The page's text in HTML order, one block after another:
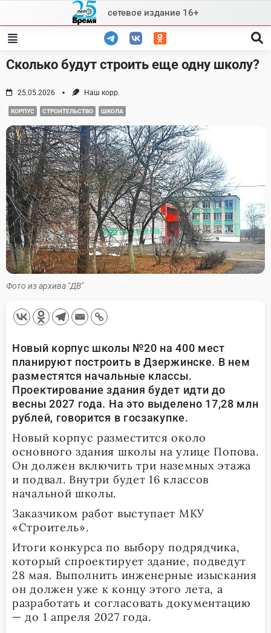
content
сетевое издание 16+
Сколько будут строить еще одну школу?
25.05.2026 Наш корр.
КОРПУС СТРОИТЕЛЬСТВО ШКОЛА
Фото из архива "ДВ"
Новый корпус школы №20 на 400 мест
планируют построить в Дзержинске. В нем
разместятся начальные классы.
Проектирование здания будет идти до
весны 2027 года. На это выделено 17,28 млн
рублей, говорится в госзакупке.
Новый корпус разместится около
основного здания школы на улице Попова.
Он должен включить три наземных этажа
и подвал. Внутри будет 16 классов
начальной школы.
Заказчиком работ выступает МКУ
«Строитель».
Итоги конкурса по выбору подрядчика,
который спроектирует здание, подведут
28 мая. Выполнить инженерные изыскания
он должен уже к концу этого лета, а
разработать и согласовать документацию
— до 1 апреля 2027 года.